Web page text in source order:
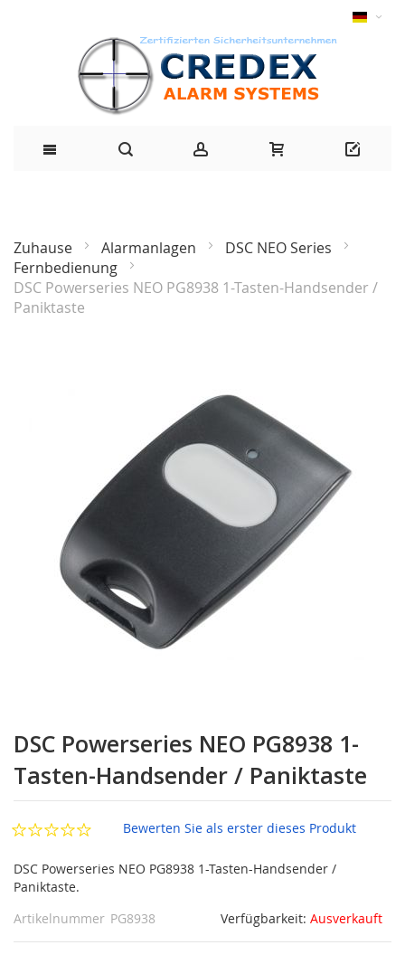
Zuhause Alarmanlagen
DSC NEO Series
Fernbedienung
DSC Powerseries NEO PG8938 1-Tasten-Handsender /
Paniktaste
Anfang
der
Bildgalerie
springen
DSC Powerseries NEO PG8938 1-
Tasten-Handsender / Paniktaste
Bewerten Sie als erster dieses Produkt
DSC Powerseries NEO PG8938 1-Tasten-Handsender /
Paniktaste.
Verfügbarkeit: Ausverkauft
Artikelnummer PG8938